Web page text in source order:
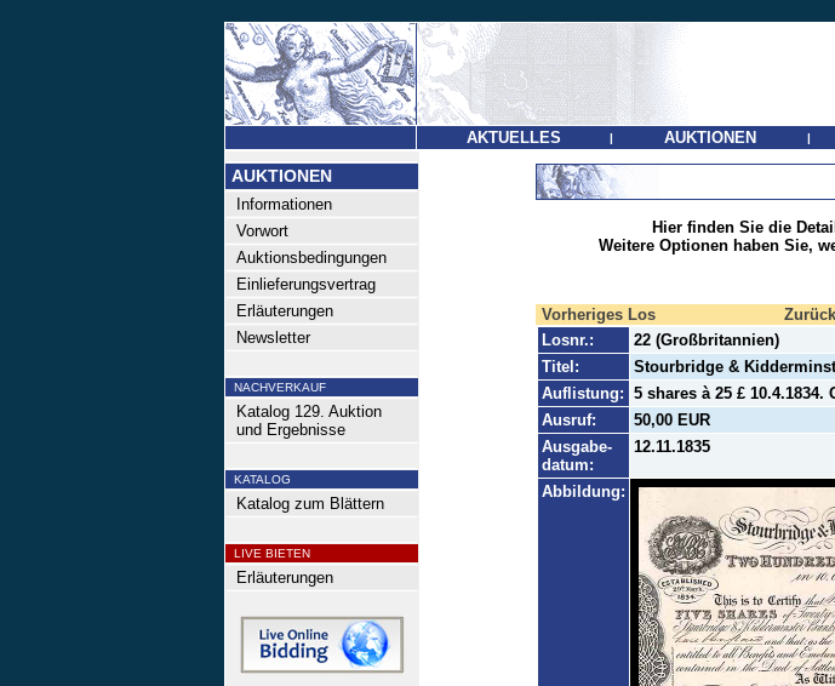
AKTUELLES | AUKTIONEN |
AUKTIONEN
Informationen
Vorwort
Auktionsbedingungen
Einlieferungsvertrag
Erläuterungen
Newsletter
NACHVERKAUF
Katalog 129. Auktion
und Ergebnisse
KATALOG
Katalog zum Blättern
LIVE BIETEN
Erläuterungen
Hier finden Sie die
Weitere Optionen haben Sie,
Vorheriges Los Zurück
Losnr.:
22 (Großbritannien)
Titel:
Stourbridge &
Auflistung: 5 shares à 25 £ 10.4.1834.
Ausruf:
50,00 EUR
Ausgabe-
datum:
12.11.1835
Abbildung: